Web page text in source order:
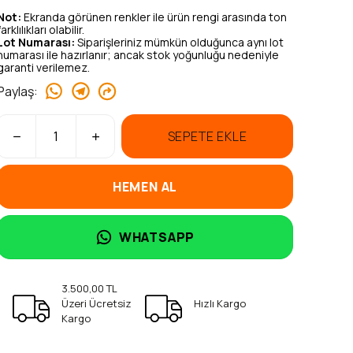
Ekranda görünen renkler ile ürün rengi arasında ton
olabilir.
Numarası: Siparişleriniz mümkün olduğunca aynı lot
ile hazırlanır; ancak stok yoğunluğu nedeniyle
verilemez.
:
SEPETE EKLE
HEMEN AL
WHATSAPP
3.500,00 TL
Üzeri Ücretsiz
Kargo
Hızlı Kargo